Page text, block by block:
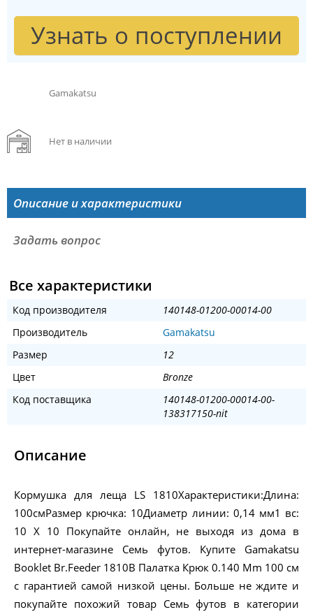
Узнать о поступлении
Gamakatsu
Нет в наличии
Описание и характеристики
Задать вопрос
Все характеристики
Код производителя
140148-01200-00014-00
Производитель
Gamakatsu
Размер
12
Цвет
Bronze
Код поставщика
140148-01200-00014-00-
138317150-nit
Описание
Кормушка для леща LS 1810Характеристики:Длина:
100смРазмер крючка: 10Диаметр линии: 0,14 мм1 вс:
10 X 10 Покупайте онлайн, не выходя из дома в
интернет-магазине Семь футов. Купите Gamakatsu
Booklet Br.Feeder 1810B Палатка Крюк 0.140 Mm 100 см
с гарантией самой низкой цены. Больше не ждите и
покупайте похожий товар Семь футов в категории